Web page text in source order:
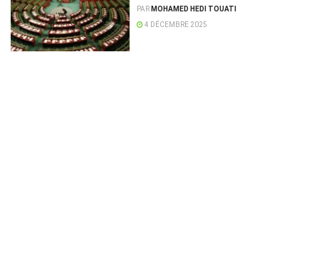
aux Tunisiens à l’étranger
PAR MOHAMED HEDI TOUATI
4 DÉCEMBRE 2025